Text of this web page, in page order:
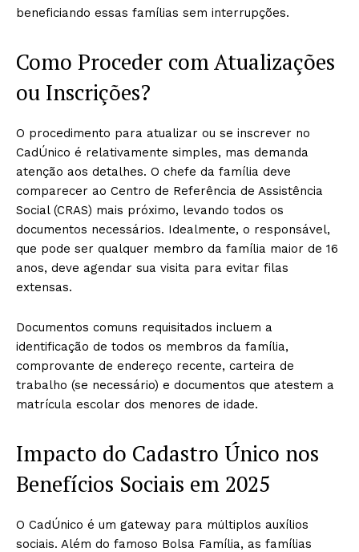
beneficiando essas famílias sem interrupções.
Como Proceder com Atualizações
ou Inscrições?
O procedimento para atualizar ou se inscrever no
CadÚnico é relativamente simples, mas demanda
atenção aos detalhes. O chefe da família deve
comparecer ao Centro de Referência de Assistência
Social (CRAS) mais próximo, levando todos os
documentos necessários. Idealmente, o responsável,
que pode ser qualquer membro da família maior de 16
anos, deve agendar sua visita para evitar filas
extensas.
Documentos comuns requisitados incluem a
identificação de todos os membros da família,
comprovante de endereço recente, carteira de
trabalho (se necessário) e documentos que atestem a
matrícula escolar dos menores de idade.
Impacto do Cadastro Único nos
Benefícios Sociais em 2025
O CadÚnico é um gateway para múltiplos auxílios
sociais. Além do famoso Bolsa Família, as famílias